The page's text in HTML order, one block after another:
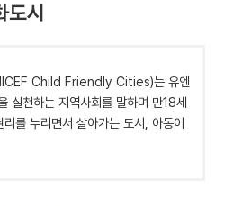
시
Child Friendly Cities)는 유엔
실천하는 지역사회를 말하며 만18세
를 누리면서 살아가는 도시, 아동이